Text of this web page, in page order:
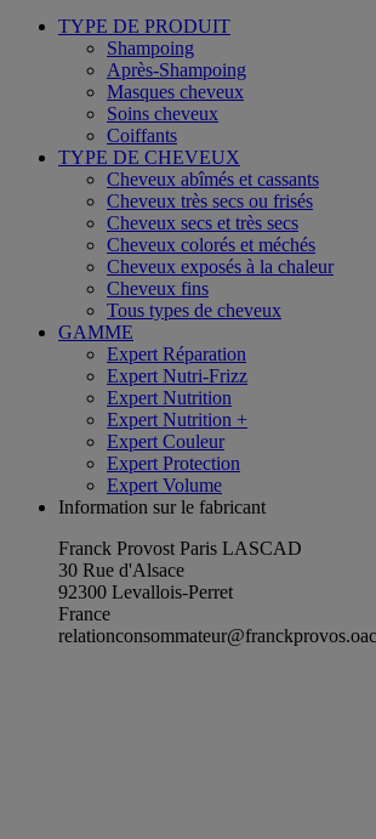
TYPE DE PRODUIT
Shampoing
Après-Shampoing
Masques cheveux
Soins cheveux
Coiffants
TYPE DE CHEVEUX
Cheveux abîmés et cassants
Cheveux très secs ou frisés
Cheveux secs et très secs
Cheveux colorés et méchés
Cheveux exposés à la chaleur
Cheveux fins
Tous types de cheveux
GAMME
Expert Réparation
Expert Nutri-Frizz
Expert Nutrition
Expert Nutrition +
Expert Couleur
Expert Protection
Expert Volume
Information sur le fabricant
Franck Provost Paris LASCAD
30 Rue d'Alsace
92300 Levallois-Perret
France